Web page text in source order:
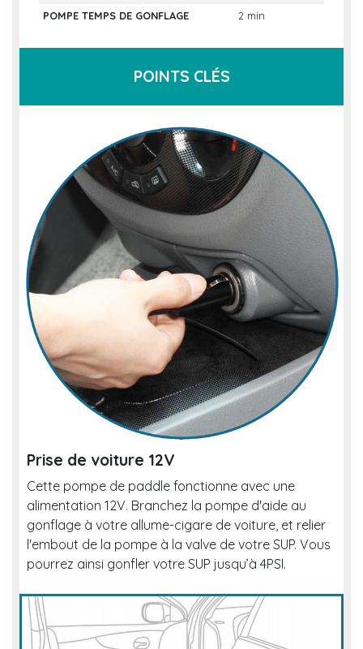
POMPE TEMPS DE GONFLAGE 2 min
POINTS CLÉS
Prise de voiture 12V
Cette pompe de paddle fonctionne avec une
alimentation 12V. Branchez la pompe d'aide au
gonflage à votre allume-cigare de voiture, et relier
l'embout de la pompe à la valve de votre SUP. Vous
pourrez ainsi gonfler votre SUP jusqu’à 4PSI.